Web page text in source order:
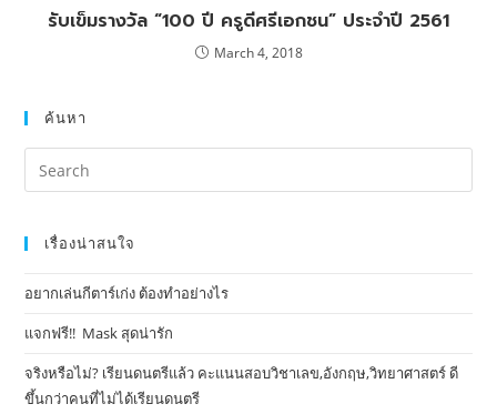
รับเข็มรางวัล “100 ปี ครูดีศรีเอกชน” ประจำปี 2561
March 4, 2018
ค้นหา
เรื่องน่าสนใจ
อยากเล่นกีตาร์เก่ง ต้องทำอย่างไร
แจกฟรี!! Mask​ สุดน่ารัก
จริงหรือไม่? เรียนดนตรีแล้ว คะแนนสอบวิชาเลข,อังกฤษ,วิทยาศาสตร์ ดี
ขึ้นกว่าคนที่ไม่ได้เรียนดนตรี